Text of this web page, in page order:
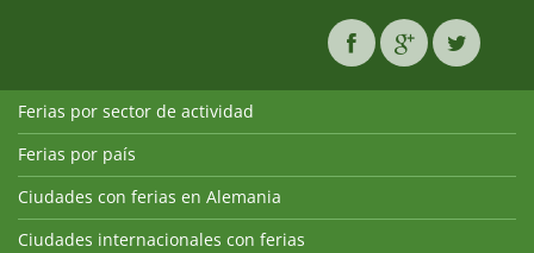
Ferias por sector de actividad
Ferias por país
Ciudades con ferias en Alemania
Ciudades internacionales con ferias